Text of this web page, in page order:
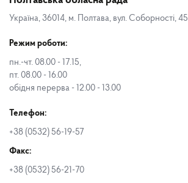
Україна, 36014, м. Полтава, вул. Соборності, 45
Режим роботи:
пн.-чт. 08.00 - 17.15,
пт. 08.00 - 16.00
обідня перерва - 12.00 - 13.00
Телефон:
+38 (0532) 56-19-57
Факс:
+38 (0532) 56-21-70